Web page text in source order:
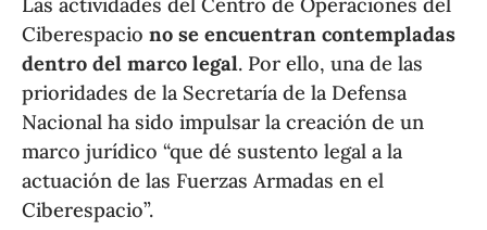
Las actividades del Centro de Operaciones del
Ciberespaciono se encuentran contempladas
dentro del marco legal. Por ello, una de las
prioridades de la Secretaría de la Defensa
Nacional ha sido impulsar la creación de un
marco jurídico “que dé sustento legal a la
actuación de las Fuerzas Armadas en el
Ciberespacio”.